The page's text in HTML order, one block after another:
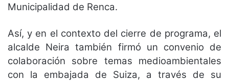
Municipalidad de Renca.
Así, y en el contexto del cierre de programa, el
alcalde Neira también firmó un convenio de
colaboración sobre temas medioambientales
con la embajada de Suiza, a través de su